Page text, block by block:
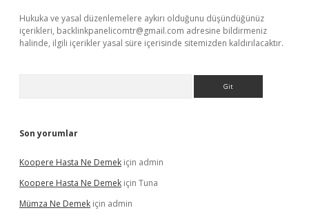
Hukuka ve yasal düzenlemelere aykırı olduğunu düşündüğünüz
içerikleri, backlinkpanelicomtr@gmail.com adresine bildirmeniz
halinde, ilgili içerikler yasal süre içerisinde sitemizden kaldırılacaktır.
Son yorumlar
Koopere Hasta Ne Demek için admin
Koopere Hasta Ne Demek için Tuna
Mümza Ne Demek için admin